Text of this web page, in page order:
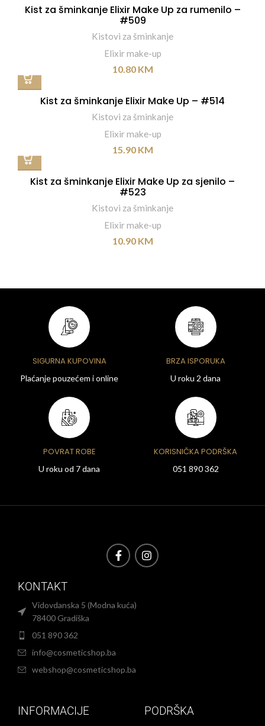
Kist za šminkanje Elixir Make Up za rumenilo –
#509
Kistovi za šminkanje
Elixir make-up
10.80 KM
Kist za šminkanje Elixir Make Up – #514
Kistovi za šminkanje
Elixir make-up
15.90 KM
Kist za šminkanje Elixir Make Up za sjenilo –
#523
Kistovi za šminkanje
Elixir make-up
10.90 KM
SIGURNA KUPOVINA
Plaćanje pouzećem i online
BRZA ISPORUKA
U roku 2 dana
POVRAT ROBE
U roku od 7 dana
KORISNIČKA PODRŠKA
051 890 362
KONTAKT
Vidovdanska 5 (Modna kuća)
78400 Gradiška
051 890 362
info@cosmeticshop.ba
webshop@cosmeticshop.ba
INFORMACIJE PODRŠKA